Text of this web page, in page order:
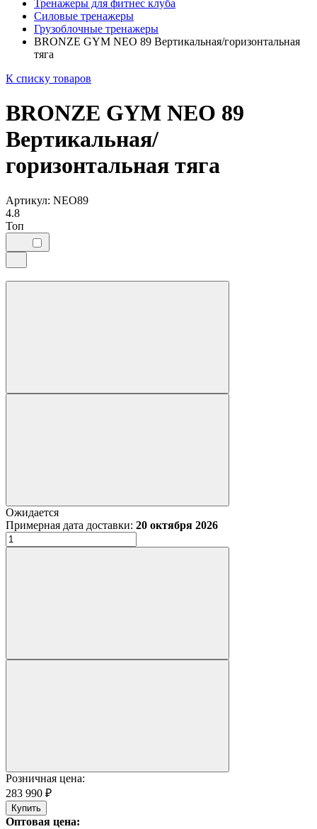
Тренажеры для фитнес клуба
Силовые тренажеры
Грузоблочные тренажеры
BRONZE GYM NEO 89 Вертикальная/горизонтальная
тяга
К списку товаров
BRONZE GYM NEO 89
Вертикальная/
горизонтальная тяга
Артикул: NEO89
4.8
Топ
Ожидается
Примерная дата доставки: 20 октября 2026
Розничная цена:
283 990 ₽
Купить
Оптовая цена: